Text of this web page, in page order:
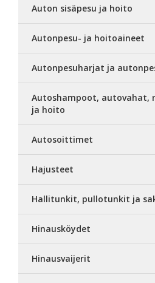
Auton sisäpesu ja hoito
Autonpesu- ja hoitoaineet
Autonpesuharjat ja
Autoshampoot, autovahat,
ja hoito
Autosoittimet
Hajusteet
Hallitunkit, pullotunkit ja
Hinausköydet
Hinausvaijerit